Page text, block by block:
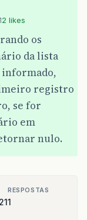
2 likes
os
da lista
informado,
registro
se for
em
nulo.
RESPOSTAS
1